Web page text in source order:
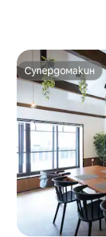
Супердомакин
Супердомакин